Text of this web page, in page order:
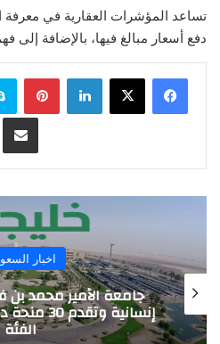
تساعد المؤشرات العقارية في معرفة
دفع أسعار مبالغ فيها، بالإضافة إلى
لينكدإن
اخبار السعودية
جامعة الأمير محمد بن فهد
إنسانية وتقدم 30 منحة
الفئة